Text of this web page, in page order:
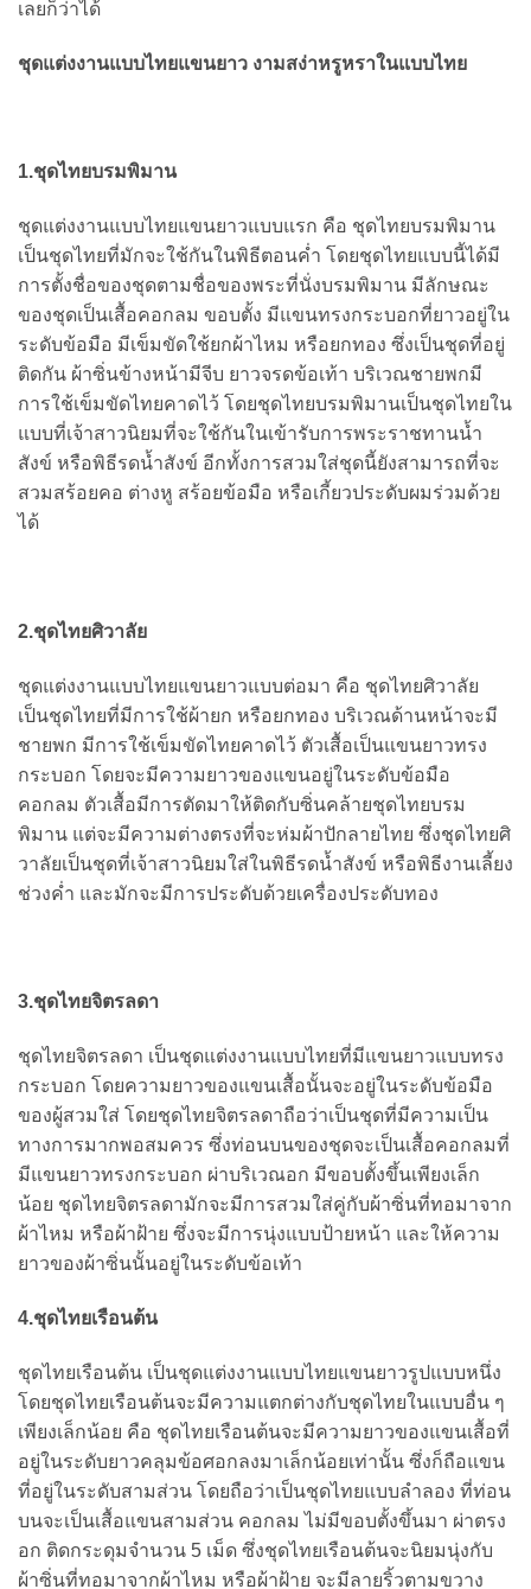
เลยก็ว่าได้
ชุดแต่งงานแบบไทยแขนยาว งามสง่าหรูหราในแบบไทย
1.ชุดไทยบรมพิมาน
ชุดแต่งงานแบบไทยแขนยาวแบบแรก คือ ชุดไทยบรมพิมาน
เป็นชุดไทยที่มักจะใช้กันในพิธีตอนค่ำ โดยชุดไทยแบบนี้ได้มี
การตั้งชื่อของชุดตามชื่อของพระที่นั่งบรมพิมาน มีลักษณะ
ของชุดเป็นเสื้อคอกลม ขอบตั้ง มีแขนทรงกระบอกที่ยาวอยู่ใน
ระดับข้อมือ มีเข็มขัดใช้ยกผ้าไหม หรือยกทอง ซึ่งเป็นชุดที่อยู่
ติดกัน ผ้าซิ่นข้างหน้ามีจีบ ยาวจรดข้อเท้า บริเวณชายพกมี
การใช้เข็มขัดไทยคาดไว้ โดยชุดไทยบรมพิมานเป็นชุดไทยใน
แบบที่เจ้าสาวนิยมที่จะใช้กันในเข้ารับการพระราชทานน้ำ
สังข์ หรือพิธีรดน้ำสังข์ อีกทั้งการสวมใส่ชุดนี้ยังสามารถที่จะ
สวมสร้อยคอ ต่างหู สร้อยข้อมือ หรือเกี้ยวประดับผมร่วมด้วย
ได้
2.ชุดไทยศิวาลัย
ชุดแต่งงานแบบไทยแขนยาวแบบต่อมา คือ ชุดไทยศิวาลัย
เป็นชุดไทยที่มีการใช้ผ้ายก หรือยกทอง บริเวณด้านหน้าจะมี
ชายพก มีการใช้เข็มขัดไทยคาดไว้ ตัวเสื้อเป็นแขนยาวทรง
กระบอก โดยจะมีความยาวของแขนอยู่ในระดับข้อมือ
คอกลม ตัวเสื้อมีการตัดมาให้ติดกับซิ่นคล้ายชุดไทยบรม
พิมาน แต่จะมีความต่างตรงที่จะห่มผ้าปักลายไทย ซึ่งชุดไทยศิ
วาลัยเป็นชุดที่เจ้าสาวนิยมใส่ในพิธีรดน้ำสังข์ หรือพิธีงานเลี้ยง
ช่วงค่ำ และมักจะมีการประดับด้วยเครื่องประดับทอง
3.ชุดไทยจิตรลดา
ชุดไทยจิตรลดา เป็นชุดแต่งงานแบบไทยที่มีแขนยาวแบบทรง
กระบอก โดยความยาวของแขนเสื้อนั้นจะอยู่ในระดับข้อมือ
ของผู้สวมใส่ โดยชุดไทยจิตรลดาถือว่าเป็นชุดที่มีความเป็น
ทางการมากพอสมควร ซึ่งท่อนบนของชุดจะเป็นเสื้อคอกลมที่
มีแขนยาวทรงกระบอก ผ่าบริเวณอก มีขอบตั้งขึ้นเพียงเล็ก
น้อย ชุดไทยจิตรลดามักจะมีการสวมใส่คู่กับผ้าซิ่นที่ทอมาจาก
ผ้าไหม หรือผ้าฝ้าย ซึ่งจะมีการนุ่งแบบป้ายหน้า และให้ความ
ยาวของผ้าซิ่นนั้นอยู่ในระดับข้อเท้า
4.ชุดไทยเรือนต้น
ชุดไทยเรือนต้น เป็นชุดแต่งงานแบบไทยแขนยาวรูปแบบหนึ่ง
โดยชุดไทยเรือนต้นจะมีความแตกต่างกับชุดไทยในแบบอื่น ๆ
เพียงเล็กน้อย คือ ชุดไทยเรือนต้นจะมีความยาวของแขนเสื้อที่
อยู่ในระดับยาวคลุมข้อศอกลงมาเล็กน้อยเท่านั้น ซึ่งก็ถือแขน
ที่อยู่ในระดับสามส่วน โดยถือว่าเป็นชุดไทยแบบลำลอง ที่ท่อน
บนจะเป็นเสื้อแขนสามส่วน คอกลม ไม่มีขอบตั้งขึ้นมา ผ่าตรง
อก ติดกระดุมจำนวน 5 เม็ด ซึ่งชุดไทยเรือนต้นจะนิยมนุ่งกับ
ผ้าซิ่นที่ทอมาจากผ้าไหม หรือผ้าฝ้าย จะมีลายริ้วตามขวาง